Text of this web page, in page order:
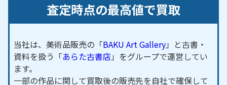
郎丸二タ俣／佐ケ瀬／鷺山／四季の丘／篠平／下榎
島／下小針／下沼／下舞台／下屋敷／城山／新川／
十三塚／常福寺洞／善師野／善師野台／惣作／高坪
／高根／太吉屋敷／田口／大上戸／大門／長者町／
継鹿尾／土取／堤下／寺西／寺洞／天王前／天神町
／塔野地／塔野地北／塔野地杉／塔野地西／富岡／
査定時点の最高値で買取
当社は、美術品販売の「BAKU Art Gallery」と古書・
資料を扱う「あらた古書店」をグループで運営してい
ます。
一部の作品に関して買取後の販売先を自社で確保して